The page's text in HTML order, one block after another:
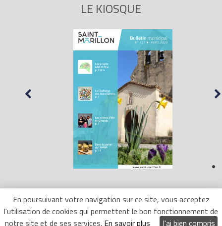
En poursuivant votre navigation sur ce site, vous acceptez
l'utilisation de cookies qui permettent le bon fonctionnement de
notre site et de ses services. En savoir plus J'ai bien compris
LE KIOSQUE
Mentions Légales - Site réalisé parLR Marketing